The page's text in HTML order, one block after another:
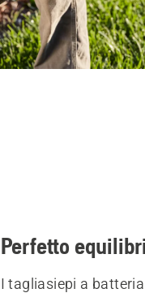
Perfetto
I tagliasiepi a